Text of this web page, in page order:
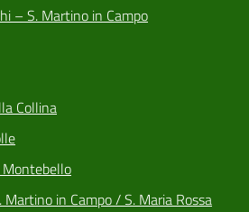
– S. Martino in Campo
Collina
Montebello
Martino in Campo / S. Maria Rossa